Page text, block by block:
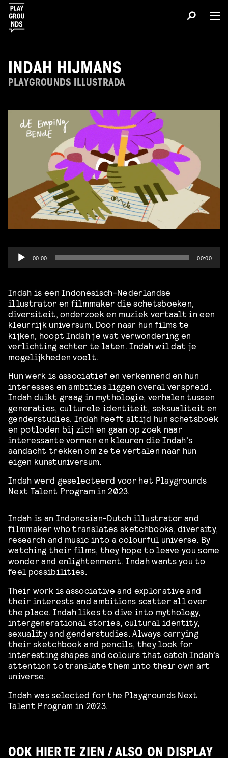
INDAH HIJMANS
PLAYGROUNDS ILLUSTRADA
Audio
Player
00:00 00:00
Indah is een Indonesisch-Nederlandse
illustrator en filmmaker die schetsboeken,
diversiteit, onderzoek en muziek vertaalt in een
kleurrijk universum. Door naar hun films te
kijken, hoopt Indah je wat verwondering en
verlichting achter te laten. Indah wil dat je
mogelijkheden voelt.
Hun werk is associatief en verkennend en hun
interesses en ambities liggen overal verspreid.
Indah duikt graag in mythologie, verhalen tussen
generaties, culturele identiteit, seksualiteit en
genderstudies. Indah heeft altijd hun schetsboek
en potloden bij zich en gaan op zoek naar
interessante vormen en kleuren die Indah’s
aandacht trekken om ze te vertalen naar hun
eigen kunstuniversum.
Indah werd geselecteerd voor het Playgrounds
Next Talent Program in 2023.
Indah is an Indonesian-Dutch illustrator and
filmmaker who translates sketchbooks, diversity,
research and music into a colourful universe. By
watching their films, they hope to leave you some
wonder and enlightenment. Indah wants you to
feel possibilities.
Their work is associative and explorative and
their interests and ambitions scatter all over
the place. Indah likes to dive into mythology,
intergenerational stories, cultural identity,
sexuality and genderstudies. Always carrying
their sketchbook and pencils, they look for
interesting shapes and colours that catch Indah’s
attention to translate them into their own art
universe.
Indah was selected for the Playgrounds Next
Talent Program in 2023.
OOK HIER TE ZIEN / ALSO ON DISPLAY